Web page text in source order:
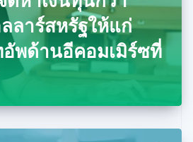
ลาร์สหรัฐให้แก่
พด้านอีคอมเมิร์ซที่